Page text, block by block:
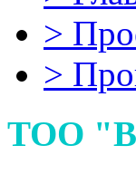
>
>
ТОО